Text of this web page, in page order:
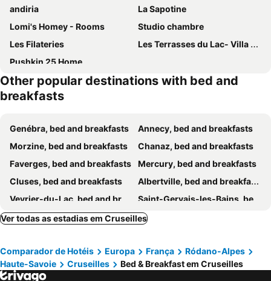
andiria
La Sapotine
Lomi's Homey - Rooms
Studio chambre
Les Filateries
Les Terrasses du Lac- Villa Le LAC Cottage au Bord du Lac d'Annecy -
Pushkin 25 Home
Other popular destinations with bed and
breakfasts
Genébra, bed and breakfasts
Annecy, bed and breakfasts
Morzine, bed and breakfasts
Chanaz, bed and breakfasts
Faverges, bed and breakfasts
Mercury, bed and breakfasts
Cluses, bed and breakfasts
Albertville, bed and breakfasts
Veyrier-du-Lac, bed and breakfasts
Saint-Gervais-les-Bains, bed and breakfasts
Samoëns, bed and breakfasts Nernier, bed and breakfasts
Sevrier, bed and breakfasts
Saint-Pierre-de-Curtille, bed and breakfasts
Septmoncel, bed and breakfasts
Hauteville-Lompnès, bed and breakfasts
Ver todas as estadias em Cruseilles
Comparador de Hotéis Europa França
Ródano-Alpes
Haute-Savoie
Cruseilles Bed & Breakfast em Cruseilles